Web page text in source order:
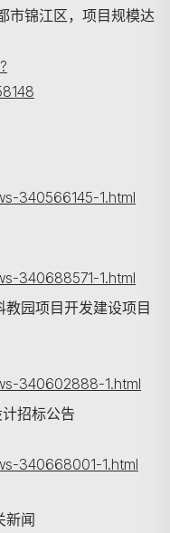
市锦江区，项目规模达
340566145-1.html
340688571-1.html
园项目开发建设项目
340602888-1.html
招标公告
340668001-1.html
新闻